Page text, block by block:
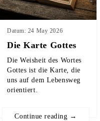
Die Karte Gottes
Datum: 24 May 2026
Die Weisheit des Wortes
Gottes ist die Karte, die
uns auf dem Lebensweg
orientiert.
Continue reading →